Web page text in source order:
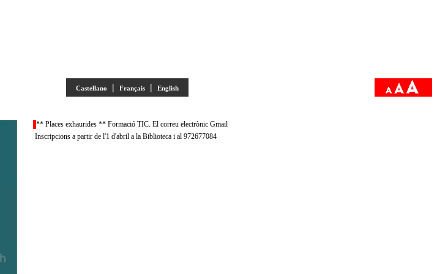
Castellano | Français | English
** Places exhaurides ** Formació TIC. El correu electrònic Gmail
Inscripcions a partir de l'1 d'abril a la Biblioteca i al 972677084